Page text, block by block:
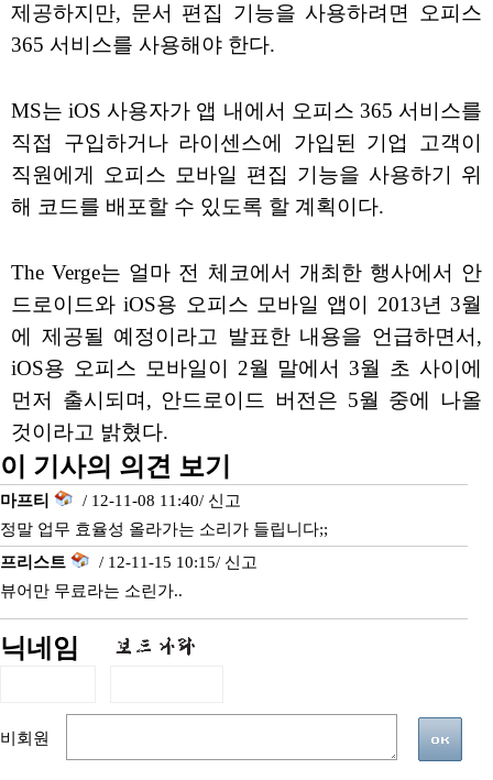
제공하지만, 문서 편집 기능을 사용하려면 오피스
365 서비스를 사용해야 한다.
MS는 iOS 사용자가 앱 내에서 오피스 365 서비스를
직접 구입하거나 라이센스에 가입된 기업 고객이
직원에게 오피스 모바일 편집 기능을 사용하기 위
해 코드를 배포할 수 있도록 할 계획이다.
The Verge는 얼마 전 체코에서 개최한 행사에서 안
드로이드와 iOS용 오피스 모바일 앱이 2013년 3월
에 제공될 예정이라고 발표한 내용을 언급하면서,
iOS용 오피스 모바일이 2월 말에서 3월 초 사이에
먼저 출시되며, 안드로이드 버전은 5월 중에 나올
것이라고 밝혔다.
이 기사의 의견 보기
마프티 / 12-11-08 11:40/ 신고
정말 업무 효율성 올라가는 소리가 들립니다;;
프리스트
/ 12-11-15 10:15/ 신고
뷰어만 무료라는 소린가..
닉네임
비회원